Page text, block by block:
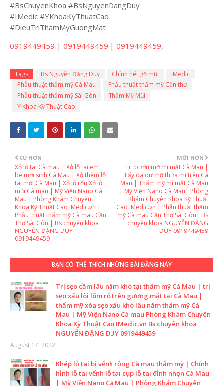
#BsChuyenKhoa #BsNguyenDangDuy
#IMedic #YKhoaKyThuatCao
#DieuTriThamMyGuongMat
0919449459 | 0919449459 | 0919449459,
Tags Bs Nguyễn Đặng Duy Chỉnh hết gồ mũi
IMedic
Phẫu thuật thẩm mỹ Cà Mau
Phẫu thuật thẩm mỹ Cần thơ
Phẫu thuật thẩm mỹ Sài Gòn
Thẩm Mỹ Mũi
Y Khoa Kỹ Thuật Cao
MỚI HƠN
Trị bướu mỡ mi mắt Cà Mau |
Lấy da dư mỡ thừa mí trên Cà
Mau | Thẩm mỹ mí mắt Cà Mau
| Mỹ Viện Nano Cà Mau| Phòng
Khám Chuyên Khoa Kỹ Thuật
Cao IMedic.vn | Phẫu thuật thẩm
mỹ Cà mau Cần Thơ Sài Gòn| Bs
chuyên khoa NGUYỄN ĐẶNG
DUY 0919449459
CŨ HƠN
Xỏ lỗ tai Cà mau | Xỏ lỗ tai em
bé mới sinh Cà Mau | Xỏ thêm lỗ
tai mới Cà Mau | Xỏ lỗ rốn Xỏ lỗ
mũi Cà mau | Mỹ Viện Nano Cà
Mau | Phòng Khám Chuyên
Khoa Kỹ Thuật Cao IMedic.vn |
Phẫu thuật thẩm mỹ Cà mau Cần
Thơ Sài Gòn | Bs chuyên khoa
NGUYỄN ĐẶNG DUY
0919449459
BẠN CÓ THỂ THÍCH NHỮNG BÀI ĐĂNG NÀY
Trị sẹo cầm lâu năm khó tại thẩm mỹ Cà Mau | trị
sẹo xấu lòi lõm rổ trên gương mặt tại Cà Mau |
thẩm mỹ xóa sẹo xấu khó lâu năm thẩm mỹ Cà
Mau | Mỹ Viện Nano Cà mau Phòng Khám Chuyên
Khoa Kỹ Thuật Cao IMedic.vn Bs chuyên khoa
NGUYỄN ĐẶNG DUY 0919449459
August 17, 2022
Khép lỗ tai bị vểnh rộng Cà mau thẩm mỹ | Chỉnh
hỉnh lỗ tai vểnh lỗ tai cụp lỗ tai đỉnh nhọn Cà Mau
| Mỹ Viện Nano Cà Mau | Phòng Khám Chuyên